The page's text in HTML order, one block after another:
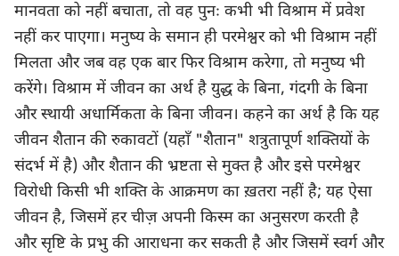
मानवता को नहीं बचाता, तो वह पुनः कभी भी विश्राम में प्रवेश
नहीं कर पाएगा। मनुष्य के समान ही परमेश्वर को भी विश्राम नहीं
मिलता और जब वह एक बार फिर विश्राम करेगा, तो मनुष्य भी
करेंगे। विश्राम में जीवन का अर्थ है युद्ध के बिना, गंदगी के बिना
और स्थायी अधार्मिकता के बिना जीवन। कहने का अर्थ है कि यह
जीवन शैतान की रुकावटों (यहाँ "शैतान" शत्रुतापूर्ण शक्तियों के
संदर्भ में है) और शैतान की भ्रष्टता से मुक्त है और इसे परमेश्वर
विरोधी किसी भी शक्ति के आक्रमण का ख़तरा नहीं है; यह ऐसा
जीवन है, जिसमें हर चीज़ अपनी किस्म का अनुसरण करती है
और सृष्टि के प्रभु की आराधना कर सकती है और जिसमें स्वर्ग और